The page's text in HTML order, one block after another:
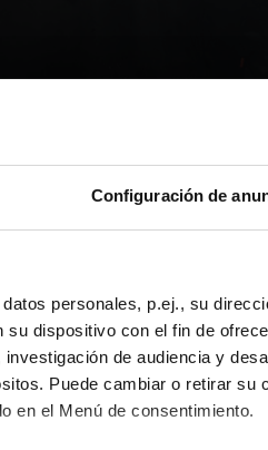
Configuración de
personales, p.ej., su
dispositivo con el fin de
de audiencia y
Puede cambiar o retirar su
en el Menú de consentimiento.